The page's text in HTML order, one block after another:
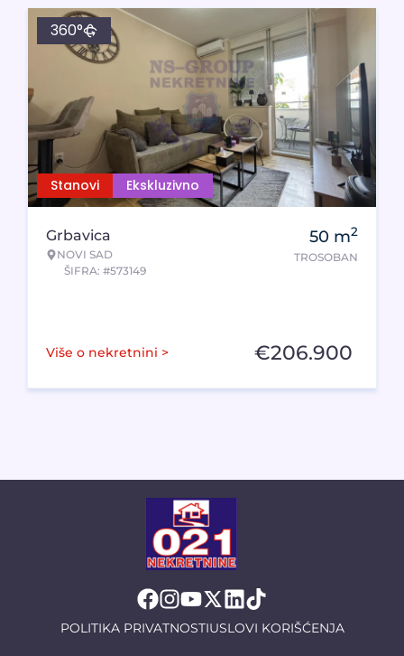
Stanovi Ekskluzivno
360°
Grbavica
NOVI SAD
ŠIFRA: #573149
50 m2
TROSOBAN
Više o nekretnini > €206.900
POLITIKA PRIVATNOSTIUSLOVI KORIŠĆENJA